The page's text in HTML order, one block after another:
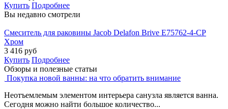
Купить Подробнее
Вы недавно смотрели
Смеситель для раковины Jacob Delafon Brive E75762-4-CP
Хром
3 416 руб
Купить Подробнее
Обзоры и полезные статьи
Покупка новой ванны: на что обратить внимание
Неотъемлемым элементом интерьера санузла является ванна.
Сегодня можно найти большое количество...